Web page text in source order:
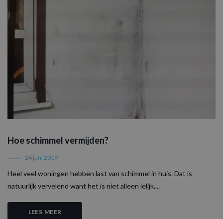
Hoe schimmel vermijden?
24 juni 2019
Heel veel woningen hebben last van schimmel in huis. Dat is
natuurlijk vervelend want het is niet alleen lelijk,...
LEES MEER